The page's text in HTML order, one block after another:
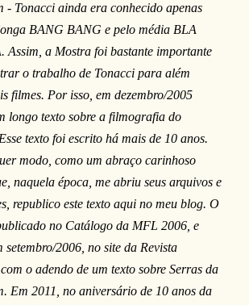
- Tonacci ainda era conhecido apenas
BANG BANG e pelo média BLA
Assim, a Mostra foi bastante importante
o trabalho de Tonacci para além
filmes. Por isso, em dezembro/2005
longo texto sobre a filmografia do
texto foi escrito há mais de 10 anos.
modo, como um abraço carinhoso
naquela época, me abriu seus arquivos e
republico este texto aqui no meu blog. O
no Catálogo da MFL 2006, e
setembro/2006, no site da Revista
o adendo de um texto sobre Serras da
Em 2011, no aniversário de 10 anos da